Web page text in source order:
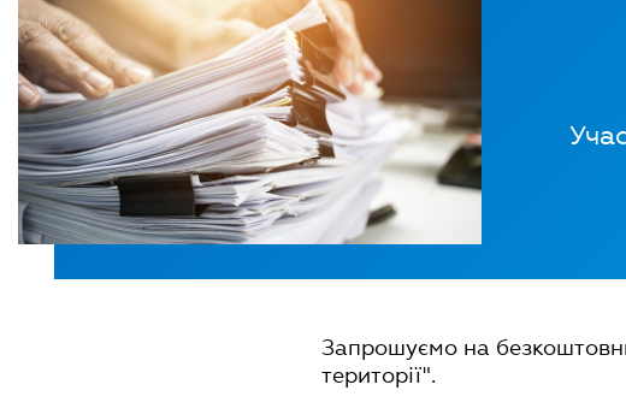
Запрошуємо на
території".